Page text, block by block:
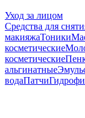
Уход за лицом
Средства для
макияжаТоники
косметические
косметические
альгинатные
водаПатчи